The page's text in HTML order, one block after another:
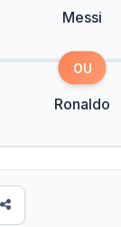
Messi
OU
Ronaldo